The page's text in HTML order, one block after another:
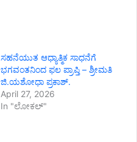
ಸಹನೆಯುತ ಆಧ್ಯಾತ್ಮಿಕ ಸಾಧನೆಗೆ
ಭಗವಂತನಿಂದ ಫಲ ಪ್ರಾಪ್ತಿ – ಶ್ರೀಮತಿ
ಜಿ.ಯಶೋಧಾ ಪ್ರಕಾಶ್.
April 27, 2026
In "ಲೋಕಲ್"